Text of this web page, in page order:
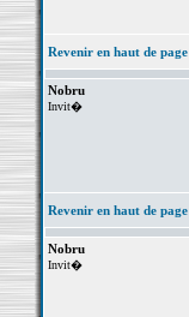
Revenir en haut de page
Nobru
Invit�
Revenir en haut de page
Nobru
Invit�